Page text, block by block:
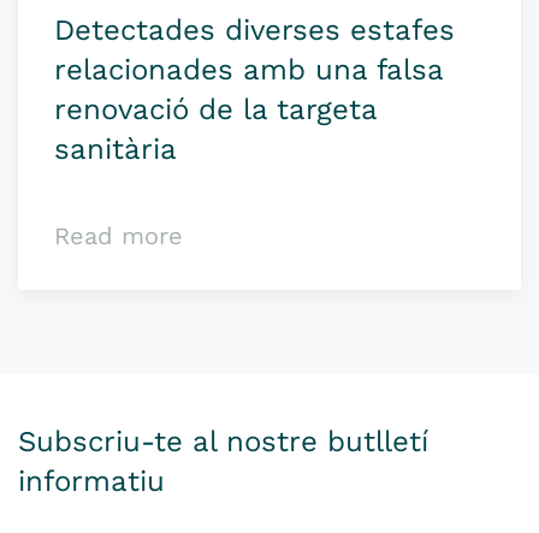
Detectades diverses estafes
relacionades amb una falsa
renovació de la targeta
sanitària
Read more
Subscriu-te al nostre butlletí
informatiu